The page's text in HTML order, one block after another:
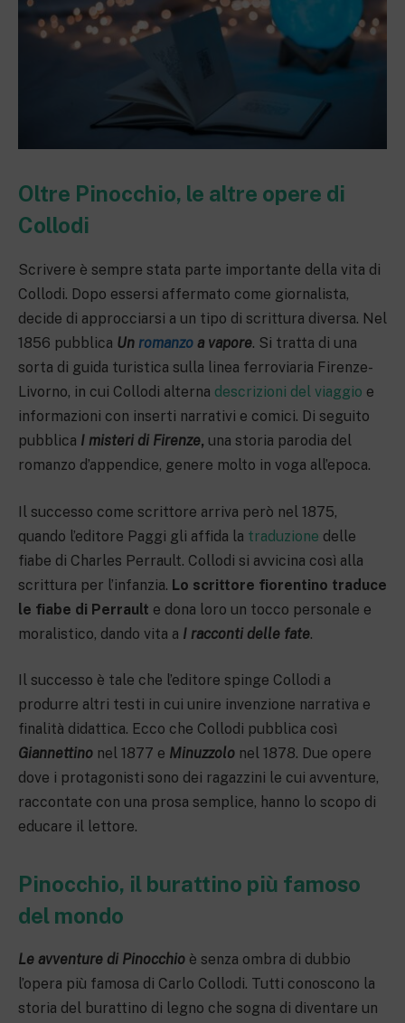
Oltre Pinocchio, le altre opere di
Collodi
Scrivere è sempre stata parte importante della vita di
Collodi. Dopo essersi affermato come giornalista,
decide di approcciarsi a un tipo di scrittura diversa. Nel
1856 pubblica Un romanzo a vapore. Si tratta di una
sorta di guida turistica sulla linea ferroviaria Firenze-
Livorno, in cui Collodi alterna descrizioni del viaggio e
informazioni con inserti narrativi e comici. Di seguito
pubblica I misteri di Firenze, una storia parodia del
romanzo d’appendice, genere molto in voga all’epoca.
Il successo come scrittore arriva però nel 1875,
quando l’editore Paggi gli affida la traduzione delle
fiabe di Charles Perrault. Collodi si avvicina così alla
scrittura per l’infanzia. Lo scrittore fiorentino traduce
le fiabe di Perrault e dona loro un tocco personale e
moralistico, dando vita a I racconti delle fate.
Il successo è tale che l’editore spinge Collodi a
produrre altri testi in cui unire invenzione narrativa e
finalità didattica. Ecco che Collodi pubblica così
Giannettino nel 1877 e Minuzzolo nel 1878. Due opere
dove i protagonisti sono dei ragazzini le cui avventure,
raccontate con una prosa semplice, hanno lo scopo di
educare il lettore.
Pinocchio, il burattino più famoso
del mondo
Le avventure di Pinocchio è senza ombra di dubbio
l’opera più famosa di Carlo Collodi. Tutti conoscono la
storia del burattino di legno che sogna di diventare un